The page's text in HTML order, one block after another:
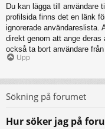
Du kan lägga till användare
profilsida finns det en länk
ignorerade användareslista.
direkt genom att ange deras
också ta bort användare
Upp
Sökning på forumet
Hur söker jag på